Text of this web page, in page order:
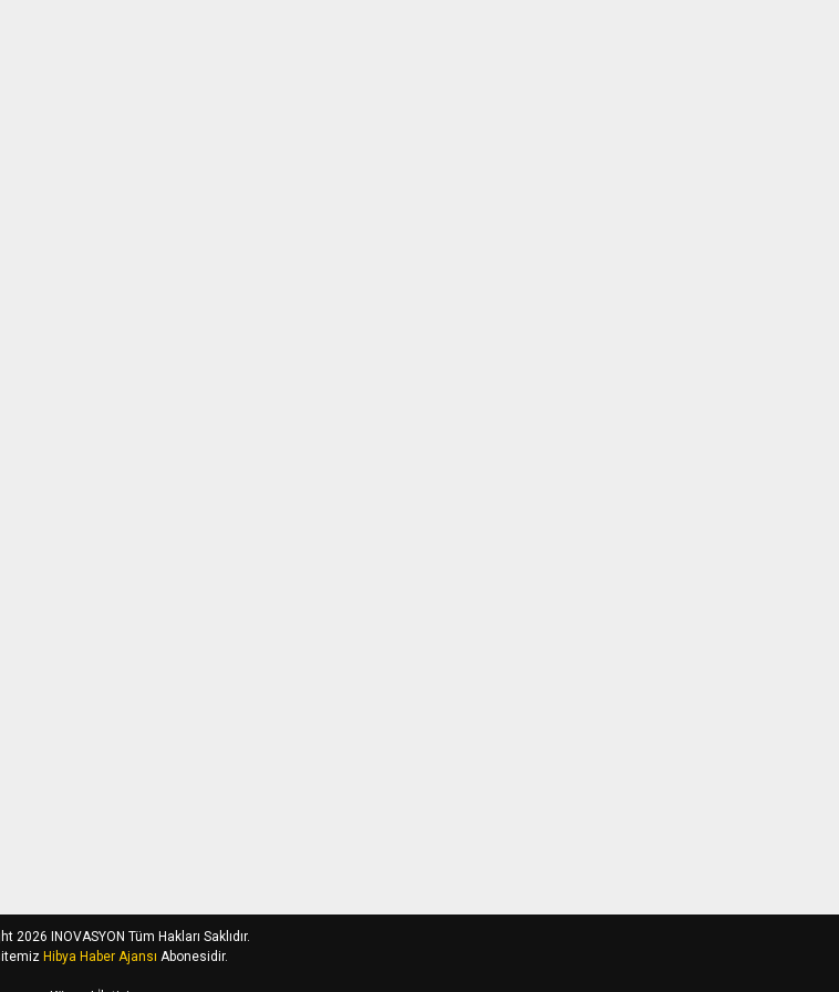
2026 INOVASYON Tüm Hakları Saklıdır.
Hibya Haber Ajansı Abonesidir.